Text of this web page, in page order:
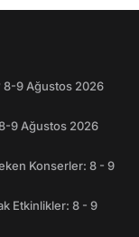
8-9 Ağustos 2026
9 Ağustos 2026
Konserler: 8 - 9
Etkinlikler: 8 - 9